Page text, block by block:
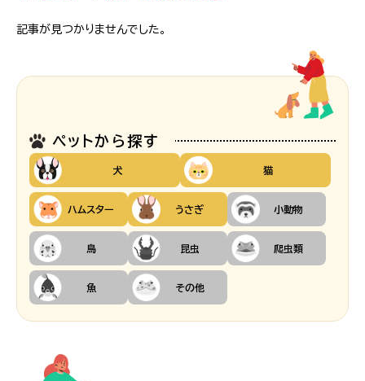
記事が見つかりませんでした。
ペットから探す
犬 猫
ハムスター うさぎ 小動物
鳥 昆虫 爬虫類
魚 その他